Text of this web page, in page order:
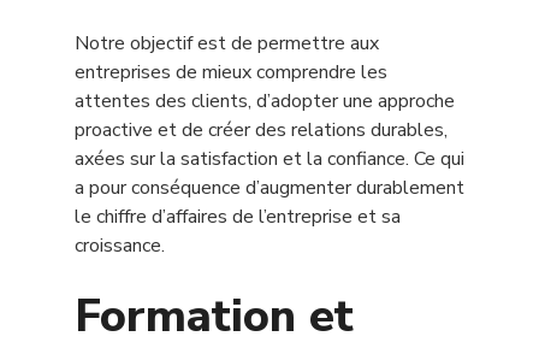
Notre objectif est de permettre aux
entreprises de mieux comprendre les
attentes des clients, d’adopter une approche
proactive et de créer des relations durables,
axées sur la satisfaction et la confiance. Ce qui
a pour conséquence d’augmenter durablement
le chiffre d’affaires de l’entreprise et sa
croissance.
Formation et